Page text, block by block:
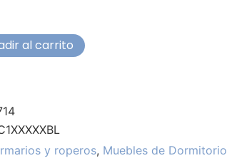
al carrito
y roperos, Muebles de Dormitorio